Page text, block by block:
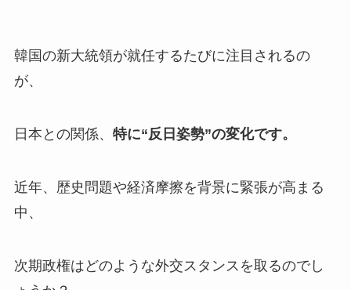
韓国の新大統領が就任するたびに注目されるの
が、
日本との関係、 特に“反日姿勢”の変化です。
近年、歴史問題や経済摩擦を背景に緊張が高まる
中、
次期政権はどのような外交スタンスを取るのでし